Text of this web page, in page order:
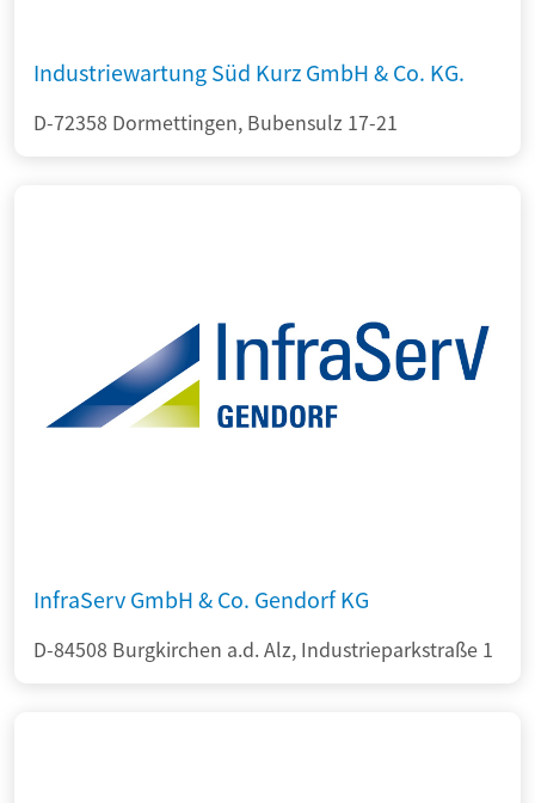
Industriewartung Süd Kurz GmbH & Co. KG.
D-72358 Dormettingen, Bubensulz 17-21
InfraServ GmbH & Co. Gendorf KG
D-84508 Burgkirchen a.d. Alz, Industrieparkstraße 1